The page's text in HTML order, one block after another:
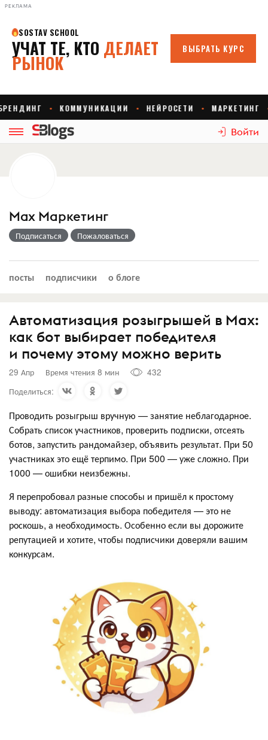
РЕКЛАМА
Войти
Max Маркетинг
Подписаться Пожаловаться
посты подписчики о блоге
Автоматизация розыгрышей в Mах:
как бот выбирает победителя
и почему этому можно верить
29 Апр Время чтения 8 мин
432
Поделиться:
Проводить розыгрыш вручную — занятие неблагодарное.
Собрать список участников, проверить подписки, отсеять
ботов, запустить рандомайзер, объявить результат. При 50
участниках это ещё терпимо. При 500 — уже сложно. При
1000 — ошибки неизбежны.
Я перепробовал разные способы и пришёл к простому
выводу: автоматизация выбора победителя — это не
роскошь, а необходимость. Особенно если вы дорожите
репутацией и хотите, чтобы подписчики доверяли вашим
конкурсам.